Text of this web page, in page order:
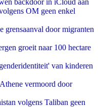
backdoor in iCloud aan
OM geen enkel
grensaanval door migranten
groeit naar 100 hectare
van kinderen
vermoord door
volgens Taliban geen